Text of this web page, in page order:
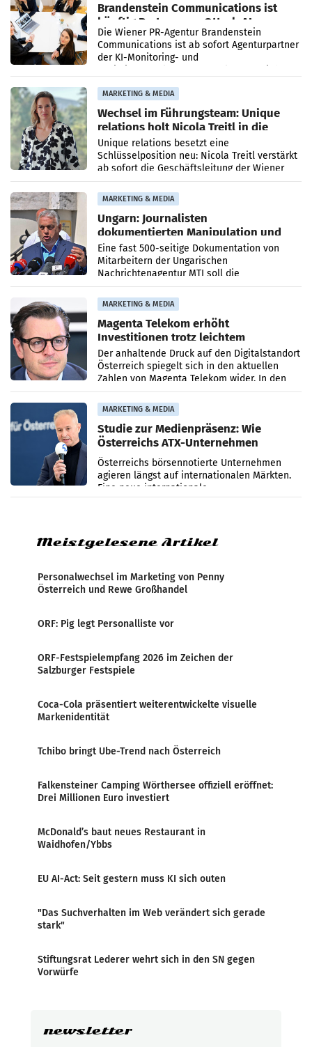
Brandenstein Communications ist
künftig Partner von OtterlyAI
Die Wiener PR-Agentur Brandenstein
Communications ist ab sofort Agenturpartner
der KI-Monitoring- und
MARKETING & MEDIA
Wechsel im Führungsteam: Unique
relations holt Nicola Treitl in die
Geschäftsleitung
Unique relations besetzt eine
Schlüsselposition neu: Nicola Treitl verstärkt
ab sofort die Geschäftsleitung der Wiener
PR-Agentur an der Seite von Josef Kalina und
Anna Kalina-Mahr.
MARKETING & MEDIA
Ungarn: Journalisten
dokumentierten Manipulation und
Zensur
Eine fast 500-seitige Dokumentation von
Mitarbeitern der Ungarischen
Nachrichtenagentur MTI soll die
systematische Nachrichten-Manipulation und
Zensur bei der Agentur während der Zeit
MARKETING & MEDIA
Magenta Telekom erhöht
Investitionen trotz leichtem
Umsatzrückgang
Der anhaltende Druck auf den Digitalstandort
Österreich spiegelt sich in den aktuellen
Zahlen von Magenta Telekom wider. In den
ersten sechs Monaten des laufenden Jahres
verzeichnete
MARKETING & MEDIA
Studie zur Medienpräsenz: Wie
Österreichs ATX-Unternehmen
international wahrgenommen
werden
Österreichs börsennotierte Unternehmen
agieren längst auf internationalen Märkten.
Eine neue internationale
Medienresonanzanalyse untersucht die
Meistgelesene Artikel
Personalwechsel im Marketing von Penny
Österreich und Rewe Großhandel
ORF: Pig legt Personalliste vor
ORF-Festspielempfang 2026 im Zeichen der
Salzburger Festspiele
Coca-Cola präsentiert weiterentwickelte visuelle
Markenidentität
Tchibo bringt Ube-Trend nach Österreich
Falkensteiner Camping Wörthersee offiziell eröffnet:
Drei Millionen Euro investiert
McDonald’s baut neues Restaurant in
Waidhofen/Ybbs
EU AI-Act: Seit gestern muss KI sich outen
"Das Suchverhalten im Web verändert sich gerade
stark"
Stiftungsrat Lederer wehrt sich in den SN gegen
Vorwürfe
newsletter